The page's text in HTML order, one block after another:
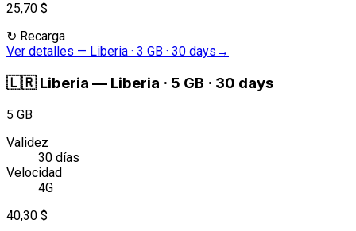
25,70 $
↻ Recarga
Ver detalles — Liberia · 3 GB · 30 days →
🇱🇷 Liberia — Liberia · 5 GB · 30 days
5 GB
Validez
30 días
Velocidad
4G
40,30 $